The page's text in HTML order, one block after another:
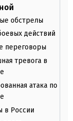
обстрелы
действий
переговоры
тревога в
атака по
в России